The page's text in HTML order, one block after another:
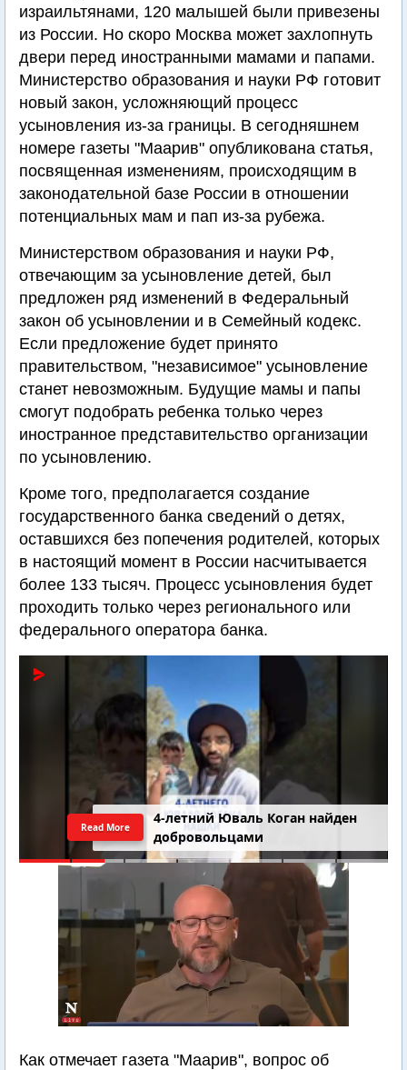
израильтянами, 120 малышей были привезены
из России. Но скоро Москва может захлопнуть
двери перед иностранными мамами и папами.
Министерство образования и науки РФ готовит
новый закон, усложняющий процесс
усыновления из-за границы. В сегодняшнем
номере газеты "Маарив" опубликована статья,
посвященная изменениям, происходящим в
законодательной базе России в отношении
потенциальных мам и пап из-за рубежа.
Министерством образования и науки РФ,
отвечающим за усыновление детей, был
предложен ряд изменений в Федеральный
закон об усыновлении и в Семейный кодекс.
Если предложение будет принято
правительством, "независимое" усыновление
станет невозможным. Будущие мамы и папы
смогут подобрать ребенка только через
иностранное представительство организации
по усыновлению.
Кроме того, предполагается создание
государственного банка сведений о детях,
оставшихся без попечения родителей, которых
в настоящий момент в России насчитывается
более 133 тысяч. Процесс усыновления будет
проходить только через регионального или
федерального оператора банка.
4-летний Юваль Коган найден
добровольцами
Read More
Как отмечает газета "Маарив", вопрос об